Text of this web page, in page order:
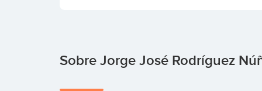
Sobre Jorge José Rodríguez